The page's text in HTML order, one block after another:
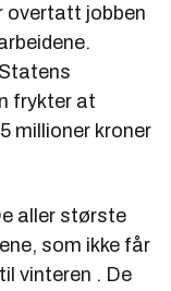
overtatt jobben
frykter at
millioner kroner
aller største
som ikke får
vinteren . De